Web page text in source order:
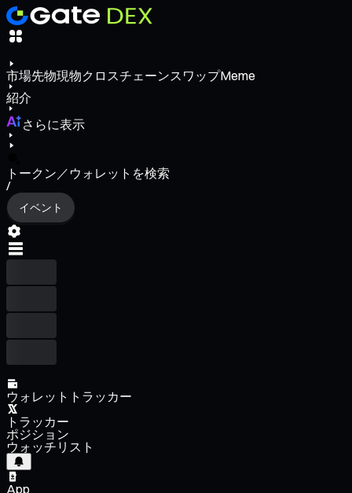
市場先物現物クロスチェーンスワップMeme
紹介
さらに表示
トークン／ウォレットを検索
/
イベント
ウォレットトラッカー
トラッカー
ポジション
ウォッチリスト
App